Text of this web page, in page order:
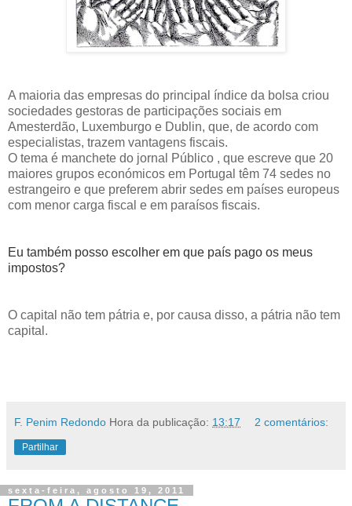
A maioria das empresas do principal índice da bolsa criou
sociedades gestoras de participações sociais em
Amesterdão, Luxemburgo e Dublin, que, de acordo com
especialistas, trazem vantagens fiscais.
O tema é manchete do jornal Público , que escreve que 20
maiores grupos económicos em Portugal têm 74 sedes no
estrangeiro e que preferem abrir sedes em países europeus
com menor carga fiscal e em paraísos fiscais.
Eu também posso escolher em que país pago os meus
impostos?
O capital não tem pátria e, por causa disso, a pátria não tem
capital.
F. Penim Redondo Hora da publicação: 13:17 2 comentários:
Partilhar
sexta-feira, agosto 19, 2011